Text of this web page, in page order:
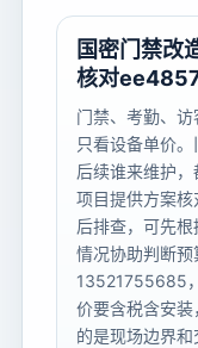
国密门禁改
核对
门禁、考勤、
只看设备单价。
后续谁来维护
项目提供方案
后排查，可先
情况协助判断预
13521755685
价要含税含安装
的是现场边界